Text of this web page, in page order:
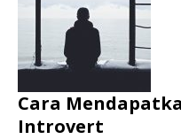
Cara
Introvert